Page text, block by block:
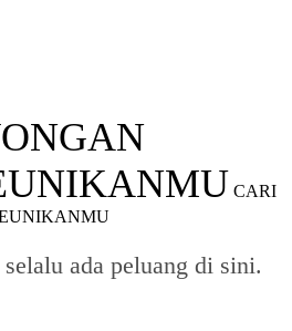
CARI
ada peluang di sini.